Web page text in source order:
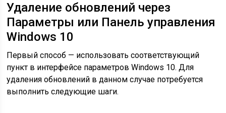
Удаление обновлений через
Параметры или Панель управления
Windows 10
Первый способ — использовать соответствующий
пункт в интерфейсе параметров Windows 10. Для
удаления обновлений в данном случае потребуется
выполнить следующие шаги.